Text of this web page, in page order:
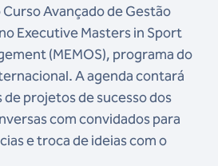
Avançado de Gestão
Executive Masters in Sport
(MEMOS), programa do
A agenda contará
projetos de sucesso dos
com convidados para
e troca de ideias com o